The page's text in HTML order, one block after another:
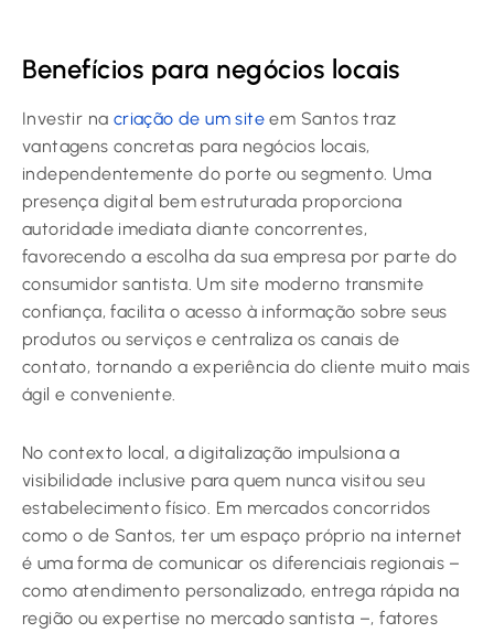
Benefícios para negócios locais
Investir na criação de um site em Santos traz
vantagens concretas para negócios locais,
independentemente do porte ou segmento. Uma
presença digital bem estruturada proporciona
autoridade imediata diante concorrentes,
favorecendo a escolha da sua empresa por parte do
consumidor santista. Um site moderno transmite
confiança, facilita o acesso à informação sobre seus
produtos ou serviços e centraliza os canais de
contato, tornando a experiência do cliente muito mais
ágil e conveniente.
No contexto local, a digitalização impulsiona a
visibilidade inclusive para quem nunca visitou seu
estabelecimento físico. Em mercados concorridos
como o de Santos, ter um espaço próprio na internet
é uma forma de comunicar os diferenciais regionais –
como atendimento personalizado, entrega rápida na
região ou expertise no mercado santista –, fatores